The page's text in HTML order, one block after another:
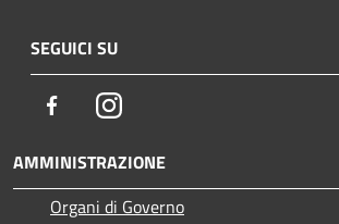
SEGUICI SU
FacebookInstagram
AMMINISTRAZIONE
Organi di Governo